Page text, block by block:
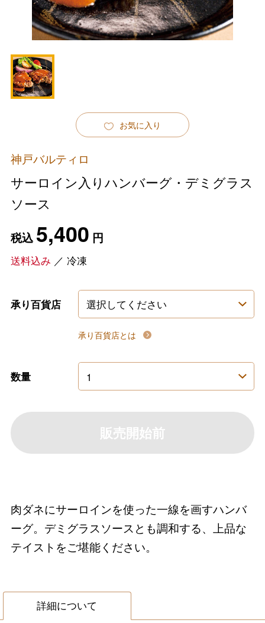
お気に入り
神戸バルティロ
サーロイン入りハンバーグ・デミグラス
ソース
税込5,400 円
送料込み ／ 冷凍
承り百貨店
承り百貨店とは
数量
販売開始前
肉ダネにサーロインを使った一線を画すハンバ
ーグ。デミグラスソースとも調和する、上品な
テイストをご堪能ください。
詳細について